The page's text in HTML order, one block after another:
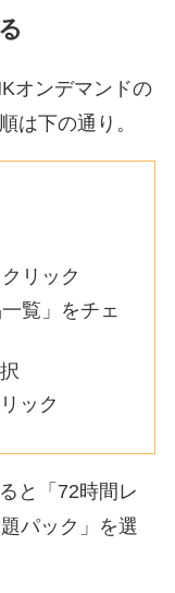
オンデマンドの
は下の通り。
リック
覧」をチェ
ック
と「72時間レ
パック」を選